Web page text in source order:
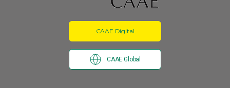
CAAE Digital
CAAE Global